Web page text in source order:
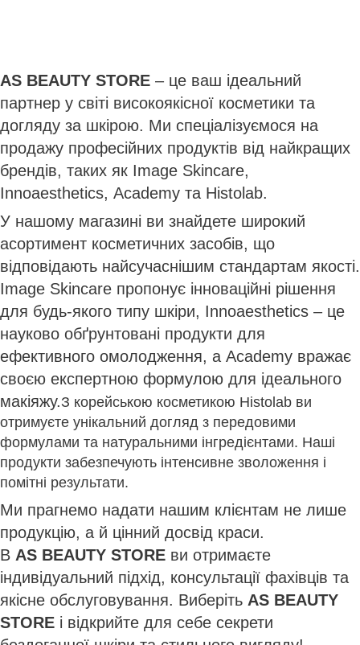
AS BEAUTY STORE – це ваш ідеальний
партнер у світі високоякісної косметики та
догляду за шкірою. Ми спеціалізуємося на
продажу професійних продуктів від найкращих
брендів, таких як Image Skincare,
Innoaesthetics, Academy та Histolab.
У нашому магазині ви знайдете широкий
асортимент косметичних засобів, що
відповідають найсучаснішим стандартам якості.
Image Skincare пропонує інноваційні рішення
для будь-якого типу шкіри, Innoaesthetics – це
науково обґрунтовані продукти для
ефективного омолодження, а Academy вражає
своєю експертною формулою для ідеального
макіяжу.З корейською косметикою Histolab ви
отримуєте унікальний догляд з передовими
формулами та натуральними інгредієнтами. Наші
продукти забезпечують інтенсивне зволоження і
помітні результати.
Ми прагнемо надати нашим клієнтам не лише
продукцію, а й цінний досвід краси.
В AS BEAUTY STORE ви отримаєте
індивідуальний підхід, консультації фахівців та
якісне обслуговування. Виберіть AS BEAUTY
STORE і відкрийте для себе секрети